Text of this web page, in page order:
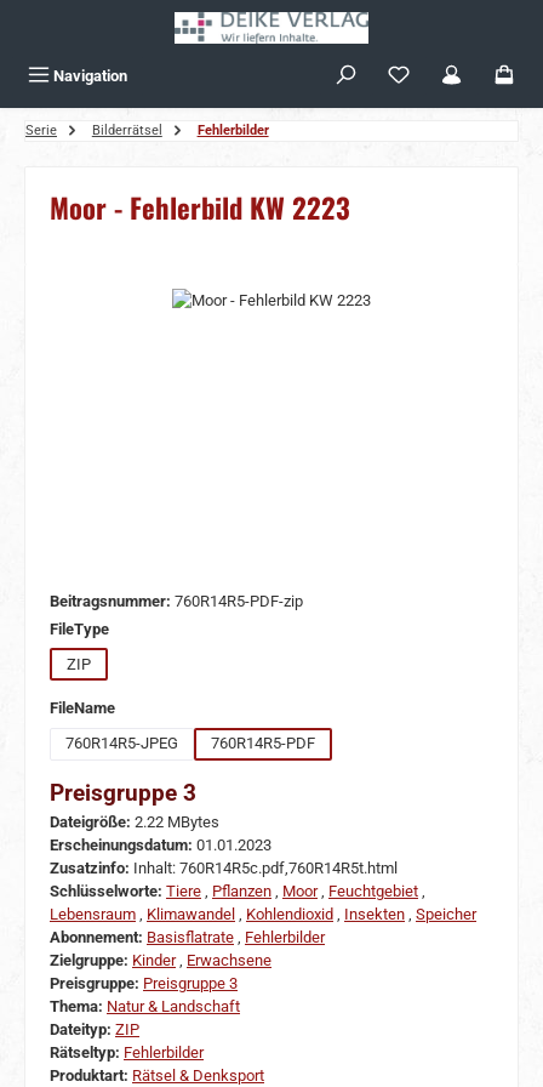
Navigation
Serie Bilderrätsel Fehlerbilder
Moor - Fehlerbild KW 2223
Bildergalerie überspringen
Beitragsnummer: 760R14R5-PDF-zip
FileTypeauswählen
ZIP
FileNameauswählen
760R14R5-JPEG
760R14R5-PDF
Preisgruppe 3
Dateigröße: 2.22 MBytes
Erscheinungsdatum: 01.01.2023
Zusatzinfo: Inhalt: 760R14R5c.pdf,760R14R5t.html
Schlüsselworte: Tiere Pflanzen Moor, Feuchtgebiet
Lebensraum
Klimawandel Kohlendioxid Insekten Speicher
Abonnement: Basisflatrate
Fehlerbilder
Zielgruppe: Kinder, Erwachsene
Preisgruppe: Preisgruppe 3
Thema: Natur & Landschaft
Dateityp: ZIP
Rätseltyp: Fehlerbilder
Produktart: Rätsel & Denksport